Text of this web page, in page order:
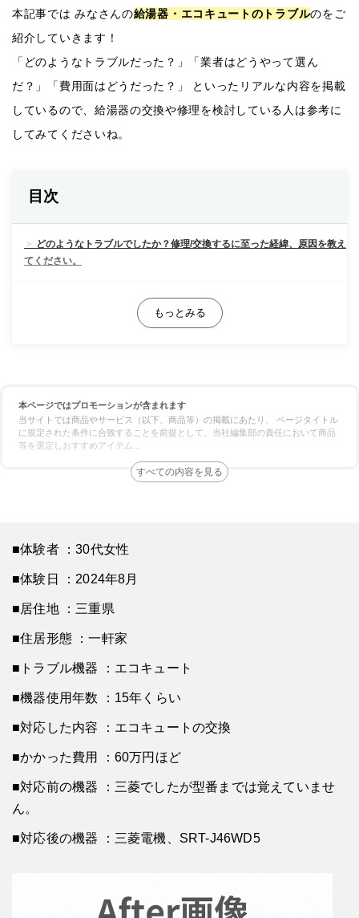
本記事では みなさんの給湯器・エコキュートのトラブルのをご
紹介していきます！
「どのようなトラブルだった？」「業者はどうやって選ん
だ？」「費用面はどうだった？」 といったリアルな内容を掲載
しているので、給湯器の交換や修理を検討している人は参考に
してみてくださいね。
目次
どのようなトラブルでしたか？修理/交換するに至った経緯、原因を教え
てください。
業者はどのように選びましたか？複数見積もりを取ったのか、決め手や
重要視した点があれば教えてください。
実際にどのような作業を行いましたか？価格はどのくらいでしたか？
業者、作業員の対応はいかがでしたか？修理交換後は問題なく使えまし
認定資格の保有の有無
対応のはやさ（駆けつけ時間等）
スタッフの対応
本ページではプロモーションが含まれます
当サイトでは商品やサービス（以下、商品等）の掲載にあたり、 ページタイトル
に規定された条件に合致することを前提として、当社編集部の責任において商品
等を選定しおすすめアイテム
■体験者 ：30代女性
■体験日 ：2024年8月
■居住地 ：三重県
■住居形態 ：一軒家
■トラブル機器 ：エコキュート
■機器使用年数 ：15年くらい
■対応した内容 ：エコキュートの交換
■かかった費用 ：60万円ほど
■対応前の機器 ：三菱でしたが型番までは覚えていませ
ん。
■対応後の機器 ：三菱電機、SRT-J46WD5